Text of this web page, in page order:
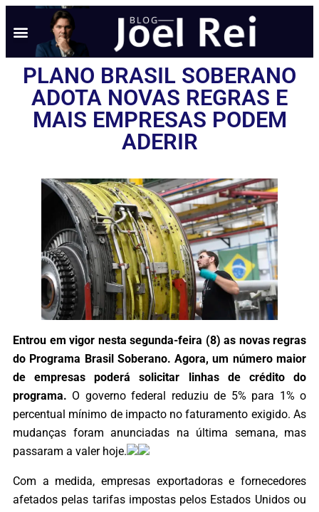
PLANO BRASIL SOBERANO
ADOTA NOVAS REGRAS E
MAIS EMPRESAS PODEM
ADERIR
Entrou em vigor nesta segunda-feira (8) as novas regras
do Programa Brasil Soberano. Agora, um número maior
de empresas poderá solicitar linhas de crédito do
programa. O governo federal reduziu de 5% para 1% o
percentual mínimo de impacto no faturamento exigido. As
mudanças foram anunciadas na última semana, mas
passaram a valer hoje.
Com a medida, empresas exportadoras e fornecedores
afetados pelas tarifas impostas pelos Estados Unidos ou